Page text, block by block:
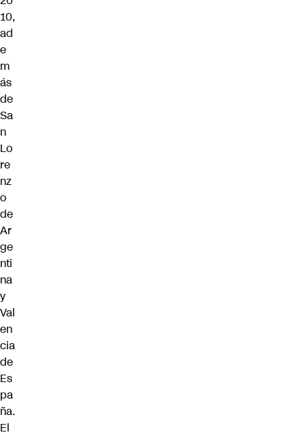
10,
ad
e
m
ás
de
Sa
n
Lo
re
nz
o
de
Ar
ge
nti
na
y
Val
en
cia
de
Es
pa
ña.
El